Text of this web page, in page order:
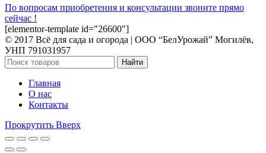
По вопросам приобретения и консультации звоните прямо
сейчас !
[elementor-template id="26600"]
© 2017 Всё для сада и огорода | OOO “БелУрожай” Могилёв,
УНП 791031957
Найти
Главная
О нас
Контакты
Прокрутить Вверх